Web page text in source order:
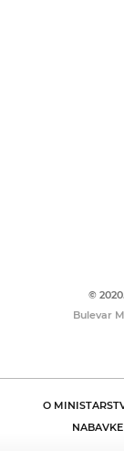
©
Bulevar
O
NABAVKE